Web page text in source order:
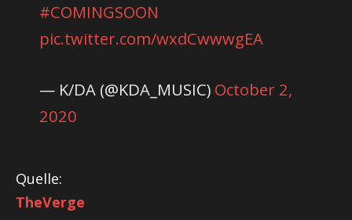
#COMINGSOON
pic.twitter.com/wxdCwwwgEA
— K/DA (@KDA_MUSIC) October 2,
2020
Quelle:
TheVerge